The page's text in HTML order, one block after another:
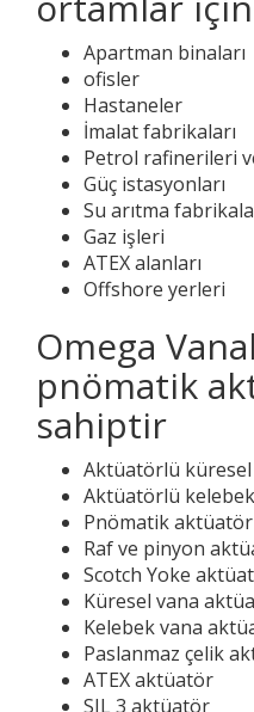
Apartman binaları
ofisler
Hastaneler
İmalat fabrikaları
Petrol rafinerileri
Güç istasyonları
Su arıtma
Gaz işleri
ATEX alanları
Offshore yerleri
Omega
pnömatik
sahiptir
Aktüatörlü küresel
Aktüatörlü
Pnömatik aktüatör
Raf ve pinyon
Scotch Yoke
Küresel vana
Kelebek vana
Paslanmaz çelik
ATEX aktüatör
SIL 3 aktüatör